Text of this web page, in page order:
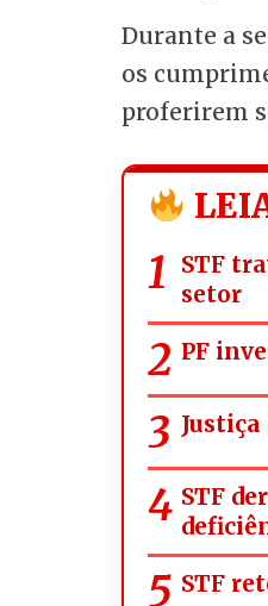
Durante a
os
proferirem
STF
setor
PF
STF
STF